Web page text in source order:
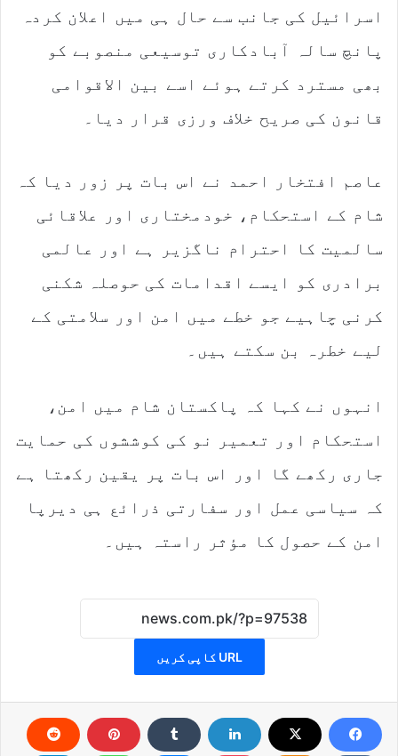
اسرائیل کی جانب سے حال ہی میں اعلان کردہ
پانچ سالہ آبادکاری توسیعی منصوبے کو
بھی مسترد کرتے ہوئے اسے بین الاقوامی
قانون کی صریح خلاف ورزی قرار دیا۔
عاصم افتخار احمد نے اس بات پر زور دیا کہ
شام کے استحکام، خودمختاری اور علاقائی
سالمیت کا احترام ناگزیر ہے اور عالمی
برادری کو ایسے اقدامات کی حوصلہ شکنی
کرنی چاہیے جو خطے میں امن اور سلامتی کے
لیے خطرہ بن سکتے ہیں۔
انہوں نے کہا کہ پاکستان شام میں امن،
استحکام اور تعمیر نو کی کوششوں کی حمایت
جاری رکھے گا اور اس بات پر یقین رکھتا ہے
کہ سیاسی عمل اور سفارتی ذرائع ہی دیرپا
امن کے حصول کا مؤثر راستہ ہیں۔
URL کاپی کریں